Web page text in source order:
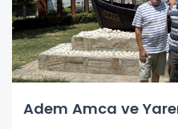
Adem Amca ve